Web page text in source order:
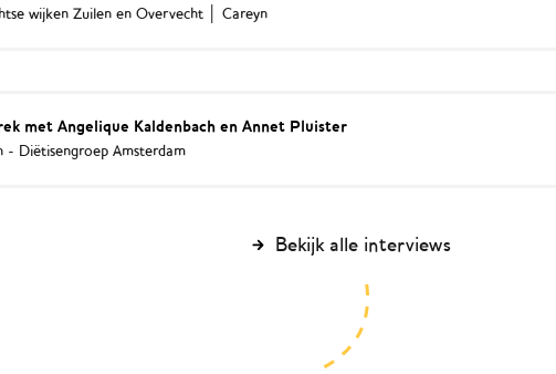
wijken Zuilen en Overvecht │ Careyn
met Angelique Kaldenbach en Annet Pluister
- Diëtisengroep Amsterdam
Bekijk alle interviews